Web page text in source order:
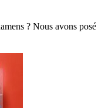
? Nous avons posé